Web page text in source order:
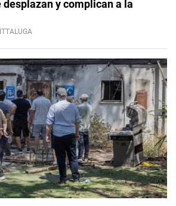
y complican a la